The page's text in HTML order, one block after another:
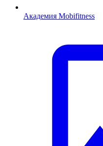
Академия Mobifitness